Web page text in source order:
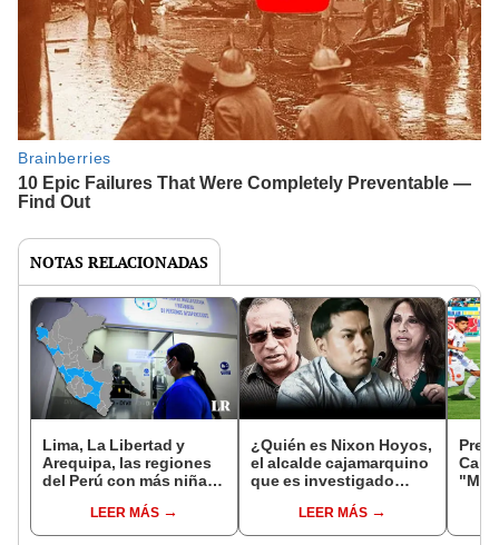
NOTAS RELACIONADAS
Lima, La Libertad y
Arequipa, las regiones
del Perú con más niñas
desaparecidas
LEER MÁS
¿Quién es Nixon Hoyos,
el alcalde cajamarquino
que es investigado
Dina Boluarte?
LEER MÁS
"Me